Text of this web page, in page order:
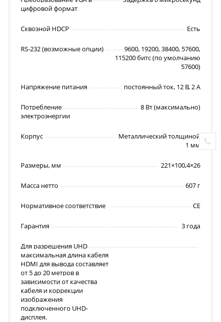
цифровой формат
Сквозной HDCP Есть
RS-232 (возможные опции)
9600, 19200, 38400, 57600,
115200 битс (по умолчанию
57600)
Напряжение питания постоянный ток, 12 В, 2 А
Потребление
электроэнергии
8 Вт (максимально)
Корпус
Металлический толщиной
1 мм
Размеры, мм 221×100,4×26
Масса нетто 607 г
Нормативное соответствие CE
Гарантия 3 года
Для разрешения UHD
максимальная длина кабеля
HDMI для вывода составляет
от 5 до 20 метров в
зависимости от качества
кабеля и коррекции
изображения
подключенного UHD-
дисплея.